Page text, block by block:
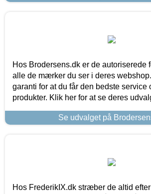
Hos Brodersens.dk er de autoriserede
alle de mærker du ser i deres
garanti for at du får den bedste service
produkter. Klik her for at se deres
Se udvalget på
Hos FrederikIX.dk stræber de altid